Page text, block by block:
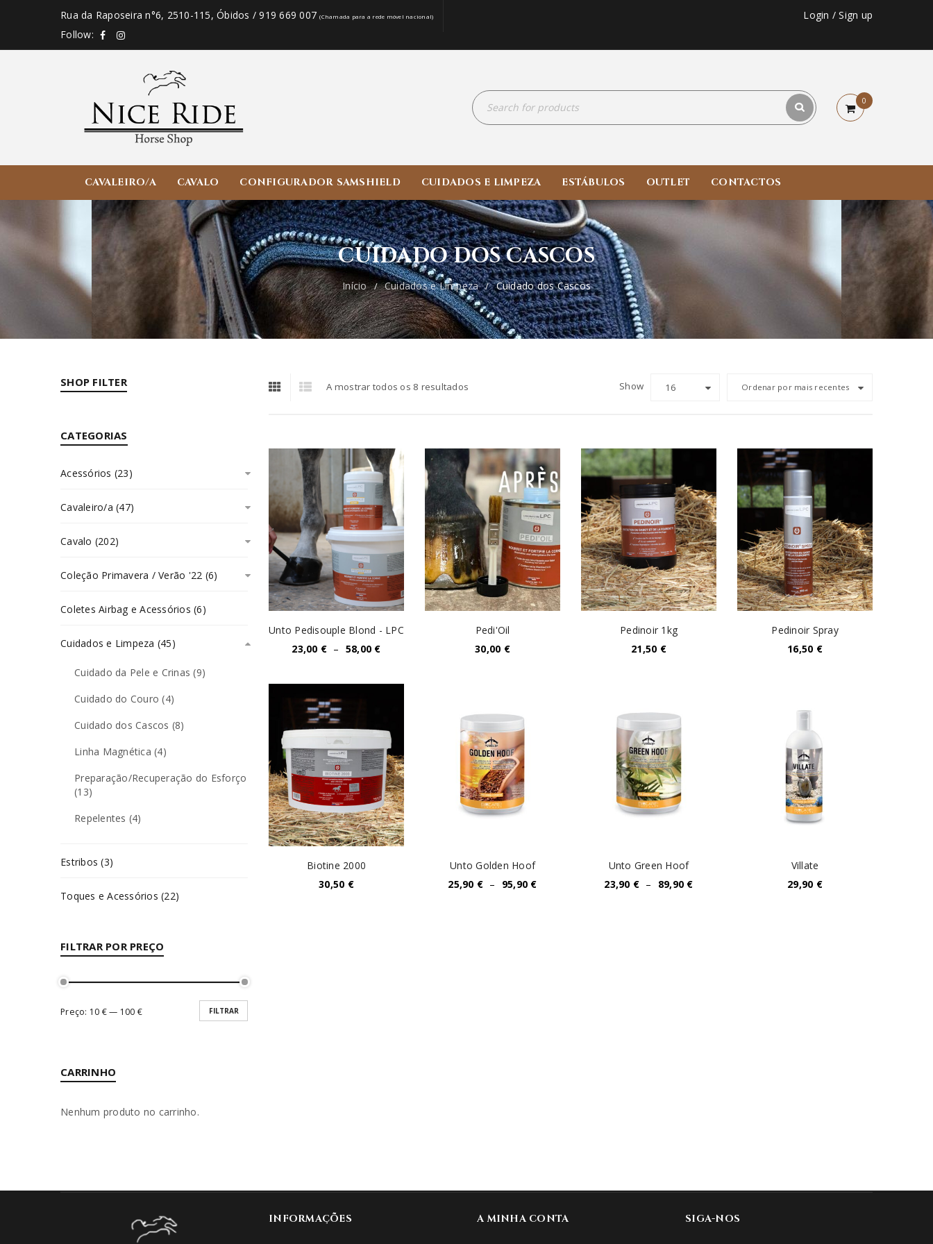
INICIAR SESSÃO
Senha*
Manter sessão
INICIAR SESSÃO
PERDEU A SUA SENHA?
Rua da Raposeira n°6, 2510-115, Óbidos / 919 669 007(Chamada para a rede móvel nacional)
Follow:
Login /Sign up
0
CAVALEIRO/A CAVALO CONFIGURADOR SAMSHIELD CUIDADOS E LIMPEZA ESTÁBULOS OUTLET CONTACTOS
CUIDADO DOS CASCOS
Início / Cuidados e Limpeza / Cuidado dos Cascos
SHOP FILTER
CATEGORIAS
Acessórios (23)
Cavaleiro/a (47)
Cavalo (202)
Coleção Primavera / Verão '22 (6)
Coletes Airbag e Acessórios (6)
Cuidados e Limpeza (45)
Cuidado da Pele e Crinas (9)
Cuidado do Couro (4)
Cuidado dos Cascos (8)
Linha Magnética (4)
Preparação/Recuperação do Esforço
(13)
Repelentes (4)
Estribos (3)
Toques e Acessórios (22)
FILTRAR POR PREÇO
FILTRAR
Preço: 10 €— 100 €
CARRINHO
Nenhum produto no carrinho.
A mostrar todos os 8 resultados Ordenar por mais recentes
Show 16
Unto Pedisouple Blond - LPC
23,00 € – 58,00 €
Pedi'Oil
30,00 €
Pedinoir 1kg
21,50 €
Pedinoir Spray
16,50 €
Biotine 2000
30,50 €
Unto Golden Hoof
25,90 € – 95,90 €
Unto Green Hoof
23,90 € – 89,90 €
Villate
29,90 €
INFORMAÇÕES A MINHA CONTA SIGA-NOS